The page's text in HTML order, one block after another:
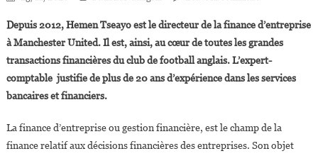
Tseayo,le
Stratège
Financier
De
Depuis 2012, Hemen Tseayo est le directeur de la finance d’entreprise
à Manchester United. Il est, ainsi, au cœur de toutes les grandes
transactions financières du club de football anglais. L’expert-
comptable justifie de plus de 20 ans d’expérience dans les services
bancaires et financiers.
La finance d’entreprise ou gestion financière, est le champ de la
finance relatif aux décisions financières des entreprises. Son objet